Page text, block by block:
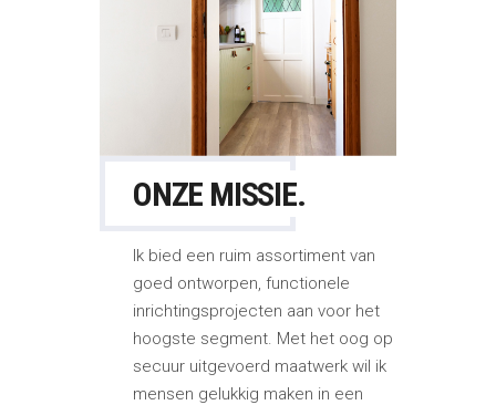
ONZE MISSIE.
Ik bied een ruim assortiment van
goed ontworpen, functionele
inrichtingsprojecten aan voor het
hoogste segment. Met het oog op
secuur uitgevoerd maatwerk wil ik
mensen gelukkig maken in een